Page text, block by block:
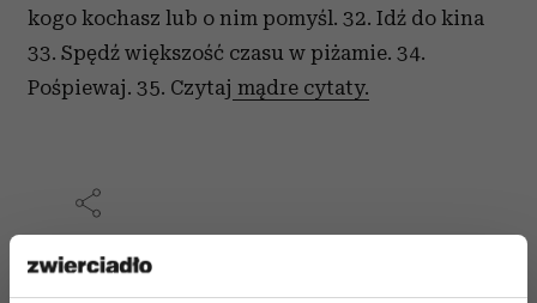
kogo kochasz lub o nim pomyśl. 32. Idź do kina
33. Spędź większość czasu w piżamie. 34.
Pośpiewaj. 35. Czytaj mądre cytaty.